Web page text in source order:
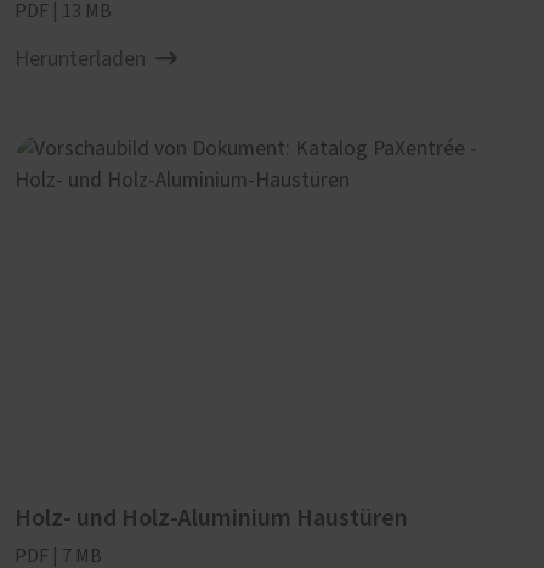
PDF | 13 MB
Herunterladen
Holz- und Holz-Aluminium Haustüren
PDF | 7 MB